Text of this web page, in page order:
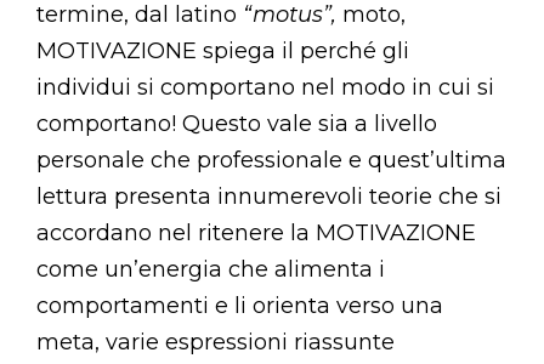
termine, dal latino “motus”, moto,
MOTIVAZIONE spiega il perché gli
individui si comportano nel modo in cui si
comportano! Questo vale sia a livello
personale che professionale e quest’ultima
lettura presenta innumerevoli teorie che si
accordano nel ritenere la MOTIVAZIONE
come un’energia che alimenta i
comportamenti e li orienta verso una
meta, varie espressioni riassunte